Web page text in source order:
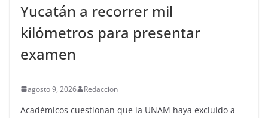
Yucatán a recorrer mil
kilómetros para presentar
examen
agosto 9, 2026 Redaccion
Académicos cuestionan que la UNAM haya excluido a